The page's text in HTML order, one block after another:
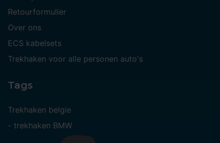
Retourformulier
Over ons
ECS kabelsets
Trekhaken voor alle personen auto's
Tags
Trekhaken belgie
- trekhaken BMW